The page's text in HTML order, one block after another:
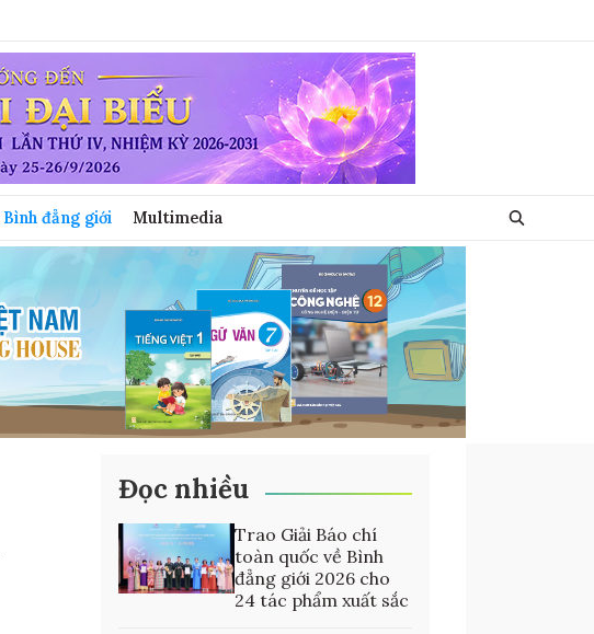
Bình đẳng giới Multimedia
Đọc nhiều
Trao Giải Báo chí
toàn quốc về Bình
đẳng giới 2026 cho
24 tác phẩm xuất sắc